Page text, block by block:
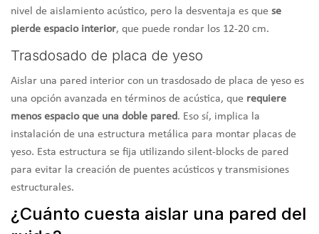
nivel de aislamiento acústico, pero la desventaja es que se
pierde espacio interior, que puede rondar los 12-20 cm.
Trasdosado de placa de yeso
Aislar una pared interior con un trasdosado de placa de yeso es
una opción avanzada en términos de acústica, que requiere
menos espacio que una doble pared. Eso sí, implica la
instalación de una estructura metálica para montar placas de
yeso. Esta estructura se fija utilizando silent-blocks de pared
para evitar la creación de puentes acústicos y transmisiones
estructurales.
¿Cuánto cuesta aislar una pared del